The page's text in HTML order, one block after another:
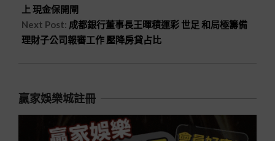
上 現金保開閘
Next Post: 成都銀行董事長王暉積運彩 世足 和局極籌備
理財子公司報審工作 壓降房貸占比
贏家娛樂城註冊